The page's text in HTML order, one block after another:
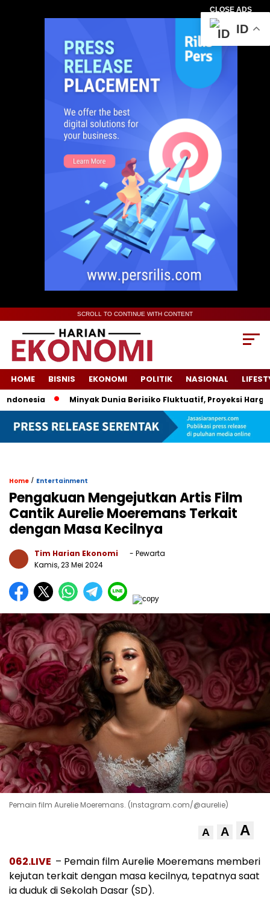
CLOSE ADS
SCROLL TO CONTINUE WITH CONTENT
HOME BISNIS EKONOMI POLITIK NASIONAL
Minyak Dunia Berisiko Fluktuatif, Proyeksi Harga
Home / Entertainment
Pengakuan Mengejutkan Artis Film
Cantik Aurelie Moeremans Terkait
dengan Masa Kecilnya
Tim Harian Ekonomi
- Pewarta
Kamis, 23 Mei 2024
Pemain film Aurelie Moeremans. (Instagram.com/@aurelie)
A A A
062.LIVE – Pemain film Aurelie Moeremans memberi
kejutan terkait dengan masa kecilnya, tepatnya saat
ia duduk di Sekolah Dasar (SD).
ID